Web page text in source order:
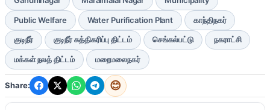
Public Welfare Water Purification Plant காந்திநகர்
குடிநீர் குடிநீர் சுத்திகரிப்பு திட்டம் செங்கல்பட்டு நகராட்சி
மக்கள் நலத் திட்டம் மறைமலைநகர்
Share: 😊